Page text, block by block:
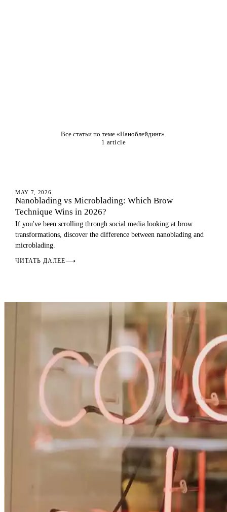
Все статьи по теме «Наноблейдинг».
1 article
MICROBLADING
MAY 7, 2026
Nanoblading vs Microblading: Which Brow
Technique Wins in 2026?
If you've been scrolling through social media looking at brow
transformations, discover the difference between nanoblading and
microblading.
ЧИТАТЬ ДАЛЕЕ⟶